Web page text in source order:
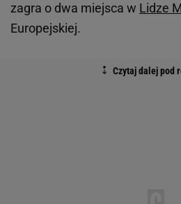
zagra o dwa miejsca w Lidze
Europejskiej.